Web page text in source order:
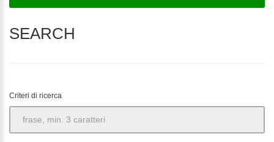
SEARCH
Criteri di ricerca